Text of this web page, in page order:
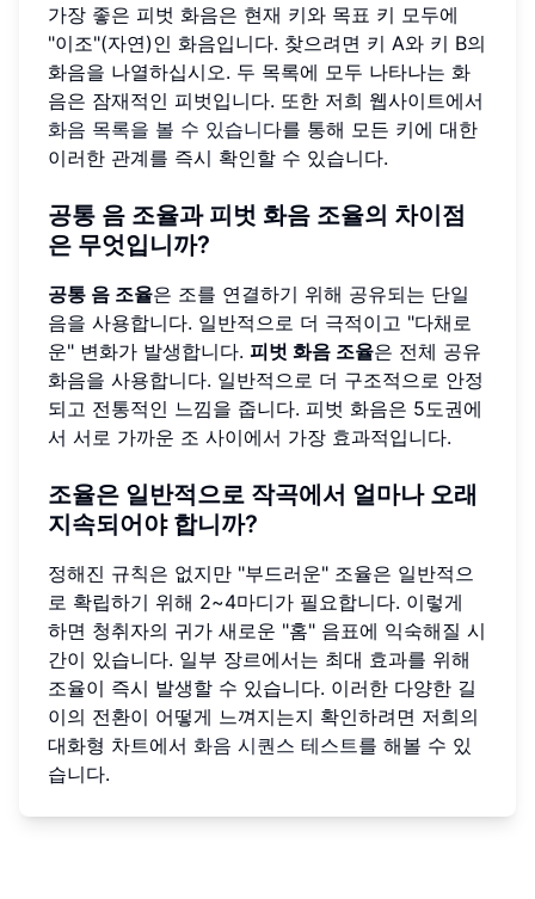
가장 좋은 피벗 화음은 현재 키와 목표 키 모두에
"이조"(자연)인 화음입니다. 찾으려면 키 A와 키 B의
화음을 나열하십시오. 두 목록에 모두 나타나는 화
음은 잠재적인 피벗입니다. 또한 저희 웹사이트에서
화음 목록을 볼 수 있습니다를 통해 모든 키에 대한
이러한 관계를 즉시 확인할 수 있습니다.
공통 음 조율과 피벗 화음 조율의 차이점
은 무엇입니까?
공통 음 조율은 조를 연결하기 위해 공유되는 단일
음을 사용합니다. 일반적으로 더 극적이고 "다채로
운" 변화가 발생합니다. 피벗 화음 조율은 전체 공유
화음을 사용합니다. 일반적으로 더 구조적으로 안정
되고 전통적인 느낌을 줍니다. 피벗 화음은 5도권에
서 서로 가까운 조 사이에서 가장 효과적입니다.
조율은 일반적으로 작곡에서 얼마나 오래
지속되어야 합니까?
정해진 규칙은 없지만 "부드러운" 조율은 일반적으
로 확립하기 위해 2~4마디가 필요합니다. 이렇게
하면 청취자의 귀가 새로운 "홈" 음표에 익숙해질 시
간이 있습니다. 일부 장르에서는 최대 효과를 위해
조율이 즉시 발생할 수 있습니다. 이러한 다양한 길
이의 전환이 어떻게 느껴지는지 확인하려면 저희의
대화형 차트에서 화음 시퀀스 테스트를 해볼 수 있
습니다.